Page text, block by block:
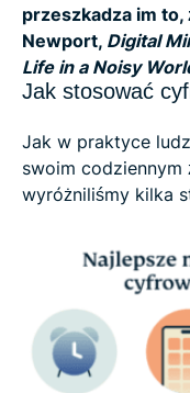
przeszkadza im to,
Newport, Digital
Life in a Noisy
Jak stosować
Jak w praktyce
swoim codziennym
wyróżniliśmy kilka